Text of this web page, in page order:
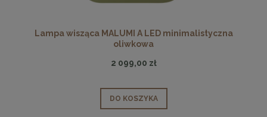
Lampa wisząca MALUMI A LED minimalistyczna
oliwkowa
2 099,00 zł
DO KOSZYKA